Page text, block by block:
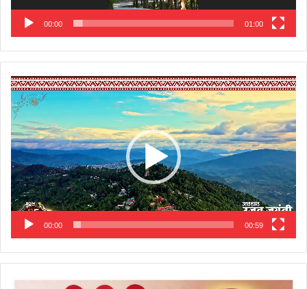
00:00 01:00
Video
Player
00:00 00:59